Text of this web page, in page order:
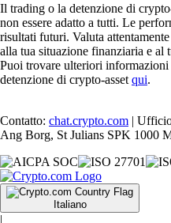
Il trading o la detenzione di
non essere adatto a tutti. Le
risultati futuri. Valuta
alla tua situazione finanziaria e
Puoi trovare ulteriori
detenzione di crypto-asset qui.
Contatto: chat.crypto.com |
Ang Borg, St Julians SPK 1000
Italiano
|